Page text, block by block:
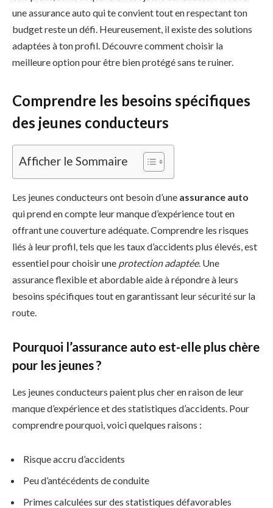
une assurance auto qui te convient tout en respectant ton
budget reste un défi. Heureusement, il existe des solutions
adaptées à ton profil. Découvre comment choisir la
meilleure option pour être bien protégé sans te ruiner.
Comprendre les besoins spécifiques
des jeunes conducteurs
Afficher le Sommaire
Les jeunes conducteurs ont besoin d’une assurance auto
qui prend en compte leur manque d’expérience tout en
offrant une couverture adéquate. Comprendre les risques
liés à leur profil, tels que les taux d’accidents plus élevés, est
essentiel pour choisir une protection adaptée. Une
assurance flexible et abordable aide à répondre à leurs
besoins spécifiques tout en garantissant leur sécurité sur la
route.
Pourquoi l’assurance auto est-elle plus chère
pour les jeunes ?
Les jeunes conducteurs paient plus cher en raison de leur
manque d’expérience et des statistiques d’accidents. Pour
comprendre pourquoi, voici quelques raisons :
Risque accru d’accidents
Peu d’antécédents de conduite
Primes calculées sur des statistiques défavorables